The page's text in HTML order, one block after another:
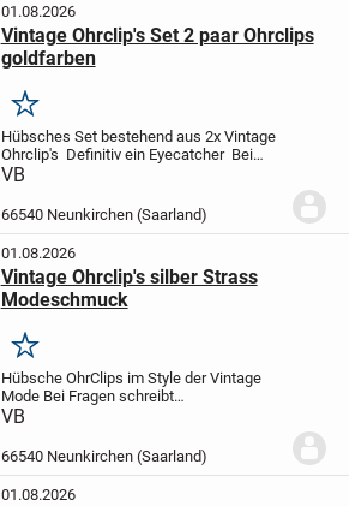
01.08.2026
Vintage Ohrclip's Set 2 paar Ohrclips
goldfarben
Merken
Hübsches Set bestehend aus 2x Vintage
Ohrclip's Definitiv ein Eyecatcher Bei
Fragen schreibt einfach
VB
66540 Neunkirchen (Saarland)
01.08.2026
Vintage Ohrclip's silber Strass
Modeschmuck
Merken
Hübsche OhrClips im Style der Vintage
Mode Bei Fragen schreibt
einfach
VB
66540 Neunkirchen (Saarland)
01.08.2026